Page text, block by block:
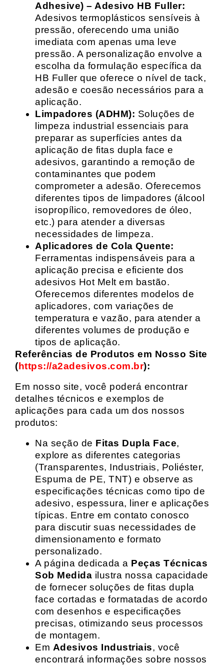
Adhesive) – Adesivo HB Fuller:
Adesivos termoplásticos sensíveis à
pressão, oferecendo uma união
imediata com apenas uma leve
pressão. A personalização envolve a
escolha da formulação específica da
HB Fuller que oferece o nível de tack,
adesão e coesão necessários para a
aplicação.
Limpadores (ADHM): Soluções de
limpeza industrial essenciais para
preparar as superfícies antes da
aplicação de fitas dupla face e
adesivos, garantindo a remoção de
contaminantes que podem
comprometer a adesão. Oferecemos
diferentes tipos de limpadores (álcool
isopropílico, removedores de óleo,
etc.) para atender a diversas
necessidades de limpeza.
Aplicadores de Cola Quente:
Ferramentas indispensáveis para a
aplicação precisa e eficiente dos
adesivos Hot Melt em bastão.
Oferecemos diferentes modelos de
aplicadores, com variações de
temperatura e vazão, para atender a
diferentes volumes de produção e
tipos de aplicação.
Referências de Produtos em Nosso Site
(https://a2adesivos.com.br):
Em nosso site, você poderá encontrar
detalhes técnicos e exemplos de
aplicações para cada um dos nossos
produtos:
Na seção de Fitas Dupla Face,
explore as diferentes categorias
(Transparentes, Industriais, Poliéster,
Espuma de PE, TNT) e observe as
especificações técnicas como tipo de
adesivo, espessura, liner e aplicações
típicas. Entre em contato conosco
para discutir suas necessidades de
dimensionamento e formato
personalizado.
A página dedicada a Peças Técnicas
Sob Medida ilustra nossa capacidade
de fornecer soluções de fitas dupla
face cortadas e formatadas de acordo
com desenhos e especificações
precisas, otimizando seus processos
de montagem.
Em Adesivos Industriais, você
encontrará informações sobre nossos